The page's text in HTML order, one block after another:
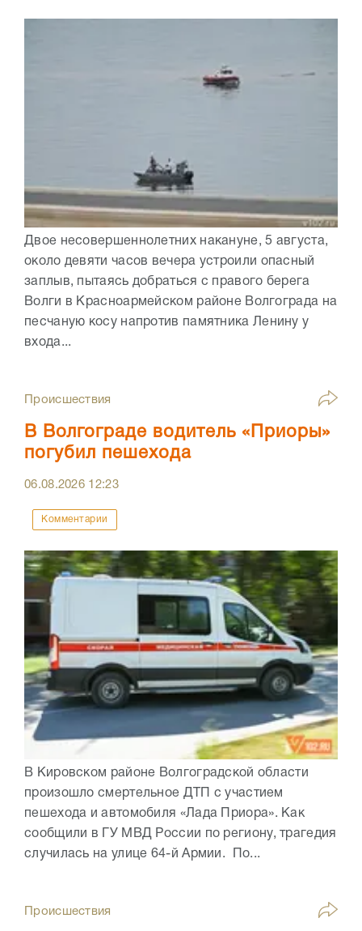
Двое несовершеннолетних накануне, 5 августа,
около девяти часов вечера устроили опасный
заплыв, пытаясь добраться с правого берега
Волги в Красноармейском районе Волгограда на
песчаную косу напротив памятника Ленину у
входа...
Происшествия
В Волгограде водитель «Приоры»
погубил пешехода
06.08.2026 12:23
Комментарии
В Кировском районе Волгоградской области
произошло смертельное ДТП с участием
пешехода и автомобиля «Лада Приора». Как
сообщили в ГУ МВД России по региону, трагедия
случилась на улице 64-й Армии. По...
Происшествия